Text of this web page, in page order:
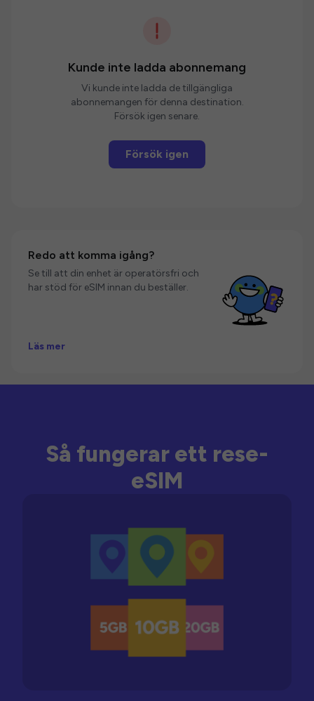
Kunde inte ladda abonnemang
Vi kunde inte ladda de tillgängliga
abonnemangen för denna destination.
Försök igen senare.
Försök igen
Redo att komma igång?
Se till att din enhet är operatörsfri och
har stöd för eSIM innan du beställer.
Läs mer
Så fungerar ett rese-
eSIM